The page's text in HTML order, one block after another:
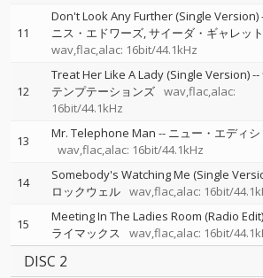
11
Don't Look Any Further (Single Version)
ニス・エドワーズ サイーダ・ギャレット
wav,flac,alac: 16bit/44.1kHz
12
Treat Her Like A Lady (Single Version)--
テンプテーションズ wav,flac,alac:
16bit/44.1kHz
13 Mr. Telephone Man -- ニュー・エディシ
wav,flac,alac: 16bit/44.1kHz
14 Somebody's Watching Me (Single
ロックウェル wav,flac,alac: 16bit/
15 Meeting In The Ladies Room (Radio Edit)
ライマックス
wav,flac,alac: 16bit/
DISC 2